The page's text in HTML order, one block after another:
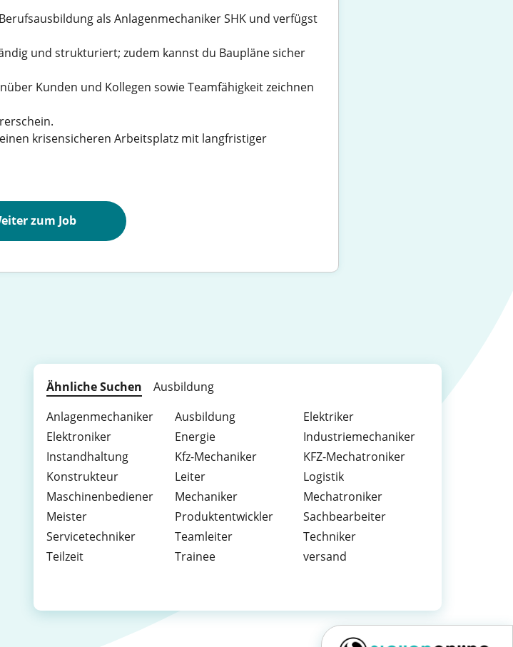
als Anlagenmechaniker SHK und verfügst
und strukturiert; zudem kannst du Baupläne sicher
Kunden und Kollegen sowie Teamfähigkeit zeichnen
krisensicheren Arbeitsplatz mit langfristiger
zum Job
Ähnliche Suchen
Ausbildung
Anlagenmechaniker
Ausbildung
Elektriker
Elektroniker
Energie
Industriemechaniker
Instandhaltung
Kfz-Mechaniker
KFZ-Mechatroniker
Konstrukteur
Leiter
Logistik
Maschinenbediener
Mechaniker
Mechatroniker
Meister
Produktentwickler
Sachbearbeiter
Servicetechniker
Teamleiter
Techniker
Teilzeit
Trainee versand